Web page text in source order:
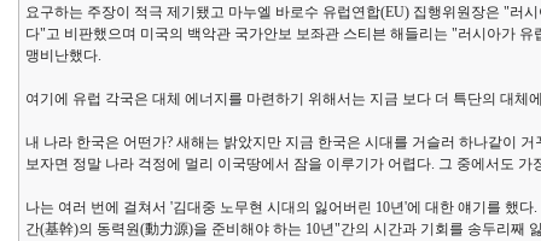
요구하는 주장이 적극 제기됐고 마누엘 바로수 유럽연합(EU) 집행위원장은 "러
다"고 비판했으며 미국의 백악관 국가안보 보좌관 스티븐 해들리는 "러시아가
맹비난했다.
여기에 유럽 각국은 대체 에너지를 마련하기 위해서는 지금 보다 더 특단의 대체
내 나라 한국은 어떤가? 새해는 밝았지만 지금 한국은 시대를 거슬러 하나같이
보자면 정말 나라 걱정에 멀리 이국땅에서 잠을 이루기가 어렵다. 그 중에서도
나는 여러 번에 걸쳐서 '김대중 노무현 시대의 잃어버린 10년'에 대한 얘기를 했
간(基幹)의 동력원(動力源)을 준비해야 하는 10년"간의 시간과 기회를 송두리째